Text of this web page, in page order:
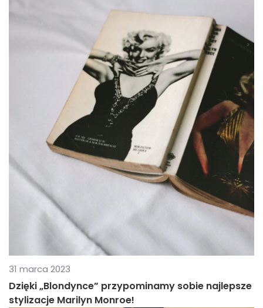
31 marca 2023
Dzięki „Blondynce” przypominamy sobie najlepsze
stylizacje Marilyn Monroe!